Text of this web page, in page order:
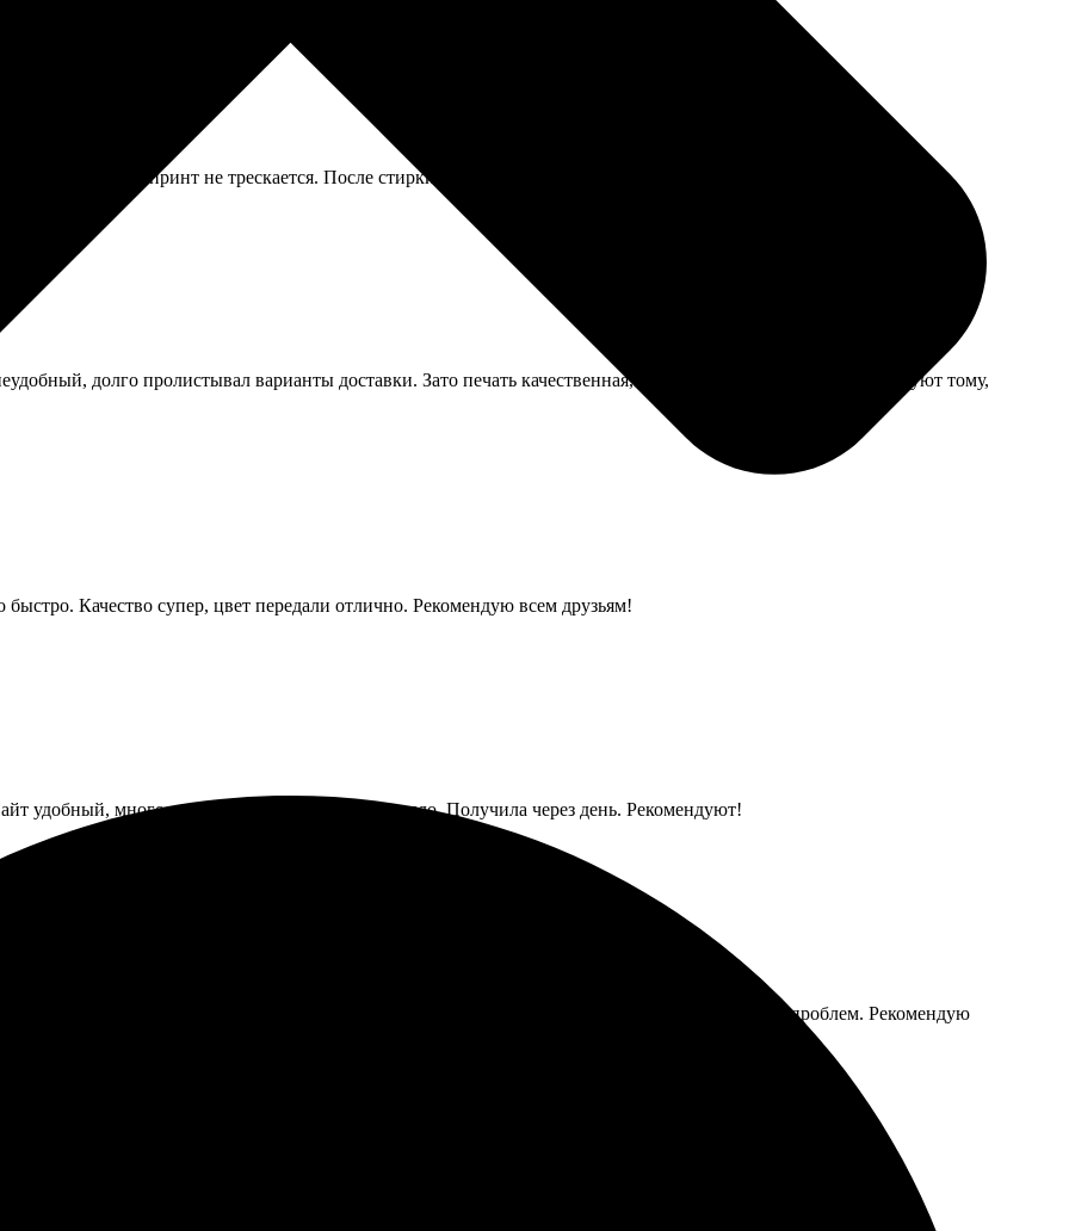
дышащая, принт не трескается. После стирки цвет немного потускнел, но это ожидаемо.
долго пролистывал варианты доставки. Зато печать качественная, цвета на фотографиях соответствуют тому,
Качество супер, цвет передали отлично. Рекомендую всем друзьям!
удобный, много вариантов. Качество впечатлило. Получила через день. Рекомендуют!
фото быстро и просто. Качество работы на высоте, цвета яркие. Получила всё вовремя, без проблем. Рекомендую